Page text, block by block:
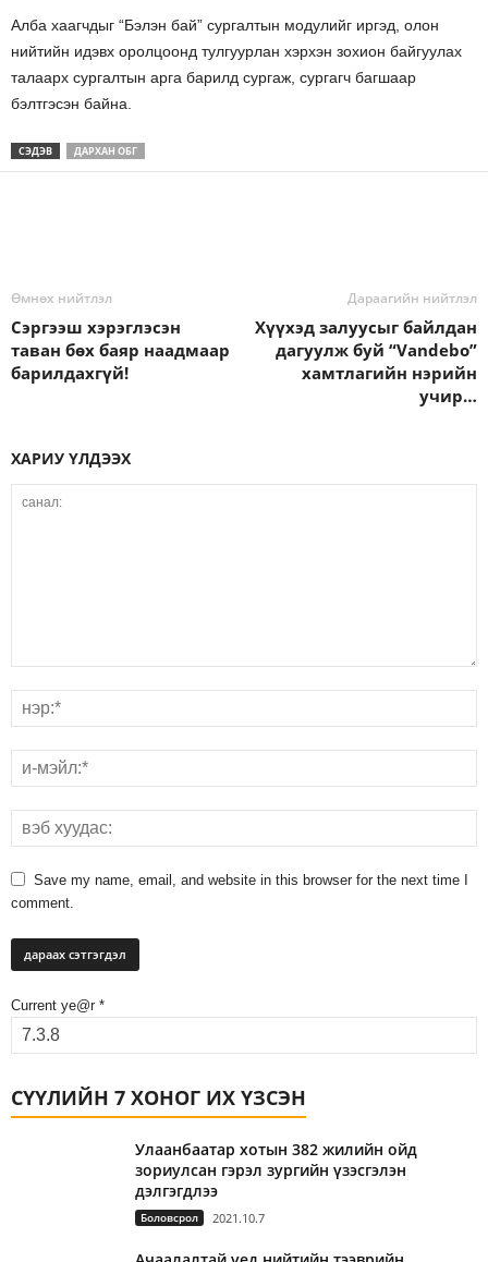
Алба хаагчдыг “Бэлэн бай” сургалтын модулийг иргэд, олон
нийтийн идэвх оролцоонд тулгуурлан хэрхэн зохион байгуулах
талаарх сургалтын арга барилд сургаж, сургагч багшаар
бэлтгэсэн байна.
СЭДЭВ ДАРХАН ОБГ
Өмнөх нийтлэл
Сэргээш хэрэглэсэн
таван бөх баяр наадмаар
барилдахгүй!
Дараагийн нийтлэл
Хүүхэд залуусыг байлдан
дагуулж буй “Vandebo”
хамтлагийн нэрийн
учир…
ХАРИУ ҮЛДЭЭХ
Save my name, email, and website in this browser for the next time I
comment.
Current ye@r *
СҮҮЛИЙН 7 ХОНОГ ИХ ҮЗСЭН
Улаанбаатар хотын 382 жилийн ойд
зориулсан гэрэл зургийн үзэсгэлэн
дэлгэгдлээ
Боловсрол 2021.10.7